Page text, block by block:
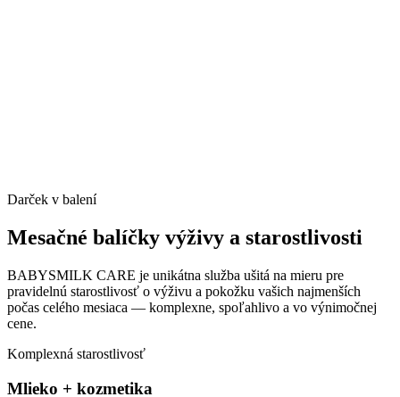
Darček v balení
Mesačné balíčky výživy a starostlivosti
BABYSMILK CARE je unikátna služba ušitá na mieru pre
pravidelnú starostlivosť o výživu a pokožku vašich najmenších
počas celého mesiaca — komplexne, spoľahlivo a vo výnimočnej
cene.
Komplexná starostlivosť
Mlieko + kozmetika